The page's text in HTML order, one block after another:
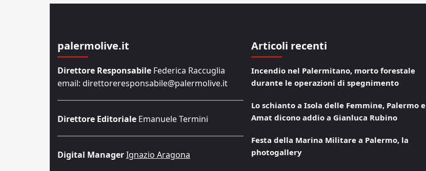
palermolive.it
Direttore Responsabile Federica Raccuglia
email: direttoreresponsabile@palermolive.it
Direttore Editoriale Emanuele Termini
Digital ManagerIgnazio Aragona
Articoli recenti
Incendio nel Palermitano, morto forestale
durante le operazioni di spegnimento
Lo schianto a Isola delle Femmine, Palermo e
Amat dicono addio a Gianluca Rubino
Festa della Marina Militare a Palermo, la
photogallery